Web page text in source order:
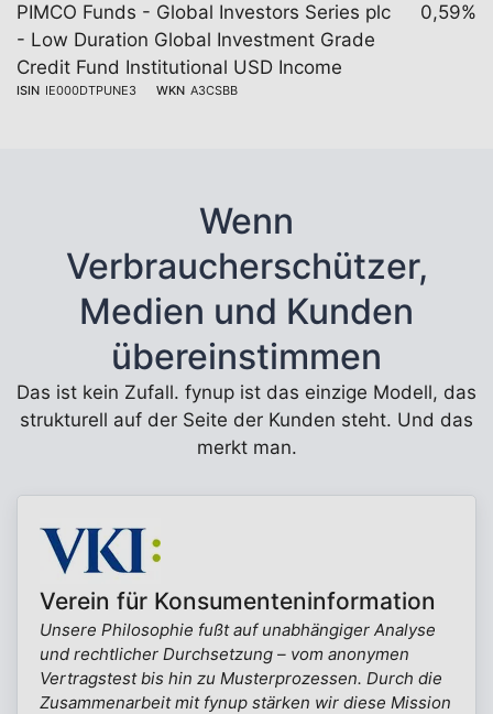
PIMCO Funds - Global Investors Series plc
- Low Duration Global Investment Grade
Credit Fund Institutional USD Income
ISIN IE000DTPUNE3 WKN A3CSBB
0,59%
Wenn
Verbraucherschützer,
Medien und Kunden
übereinstimmen
Das ist kein Zufall. fynup ist das einzige Modell, das
strukturell auf der Seite der Kunden steht. Und das
merkt man.
Verein für Konsumenteninformation
Unsere Philosophie fußt auf unabhängiger Analyse
und rechtlicher Durchsetzung – vom anonymen
Vertragstest bis hin zu Musterprozessen. Durch die
Zusammenarbeit mit fynup stärken wir diese Mission